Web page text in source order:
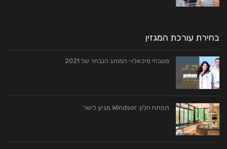
בחירת עורכת המגזין
מטבחי מיכאלו- המותג הנבחר של 2021
תפתח חלון: Windsor מגיע לישר